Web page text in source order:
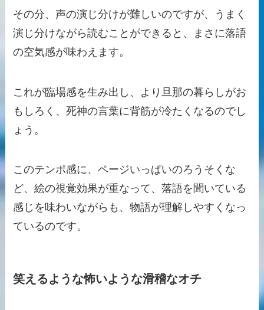
その分、声の演じ分けが難しいのですが、うまく
演じ分けながら読むことができると、まさに落語
の空気感が味わえます。
これが臨場感を生み出し、より旦那の暮らしがお
もしろく、死神の言葉に背筋が冷たくなるのでし
ょう。
このテンポ感に、ページいっぱいのろうそくな
ど、絵の視覚効果が重なって、落語を聞いている
感じを味わいながらも、物語が理解しやすくなっ
ているのです。
笑えるような怖いような滑稽なオチ